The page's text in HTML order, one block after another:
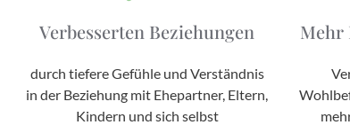
Verbesserten Beziehungen
durch tiefere Gefühle und Verständnis
in der Beziehung mit Ehepartner, Eltern,
Kindern und sich selbst
Mehr